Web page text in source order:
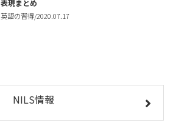
表現まとめ
英語の習得/2020.07.17
NILS情報